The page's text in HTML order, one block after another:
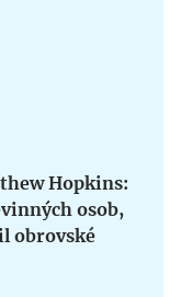
Hopkins:
osob,
obrovské